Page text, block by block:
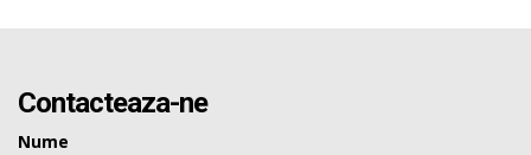
Contacteaza-ne
Nume